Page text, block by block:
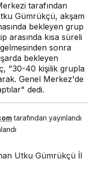
tarafından
Gümrükçü, akşam
bekleyen grup
arasında kısa süreli
sonra
bekleyen
"30-40 kişilik grupla
Genel Merkez'de
dedi.
tarafından yayınlandı